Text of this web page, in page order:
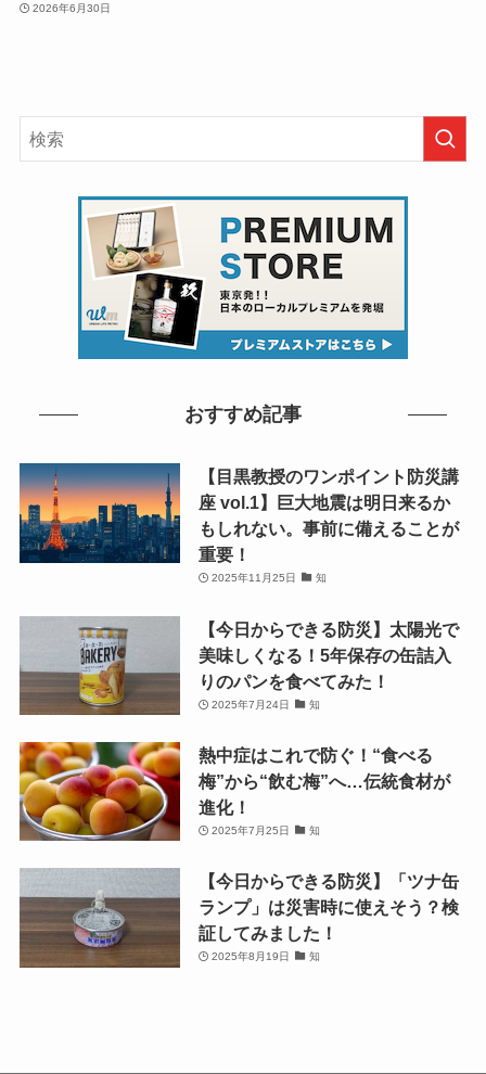
2026年6月30日
おすすめ記事
【目黒教授のワンポイント防災講
座 vol.1】巨大地震は明日来るか
もしれない。事前に備えることが
重要！
2025年11月25日 知
【今日からできる防災】太陽光で
美味しくなる！5年保存の缶詰入
りのパンを食べてみた！
2025年7月24日 知
熱中症はこれで防ぐ！“食べる
梅”から“飲む梅”へ…伝統食材が
進化！
2025年7月25日 知
【今日からできる防災】「ツナ缶
ランプ」は災害時に使えそう？検
証してみました！
2025年8月19日 知